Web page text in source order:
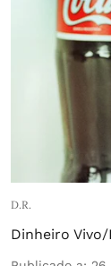
D.R.
Dinheiro Vivo/